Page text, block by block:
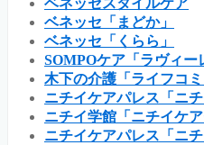
ベネッセ「まどか」
ベネッセ「くらら」
SOMPOケア「ラヴィー
木下の介護「ライフコミ
ニチイケアパレス「ニチ
ニチイ学館「ニチイケア
ニチイケアパレス「ニチ